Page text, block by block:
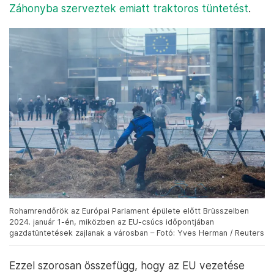
Záhonyba szerveztek emiatt traktoros tüntetést.
Rohamrendőrök az Európai Parlament épülete előtt Brüsszelben
2024. január 1-én, miközben az EU-csúcs időpontjában
gazdatüntetések zajlanak a városban – Fotó: Yves Herman / Reuters
Ezzel szorosan összefügg, hogy az EU vezetése